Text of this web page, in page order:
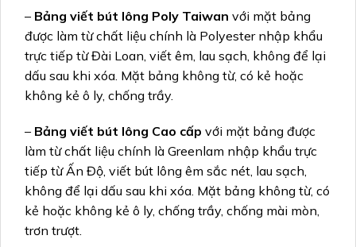
– Bảng viết bút lông Poly Taiwan với mặt bảng
được làm từ chất liệu chính là Polyester nhập khẩu
trực tiếp từ Đài Loan, viết êm, lau sạch, không để lại
dấu sau khi xóa. Mặt bảng không từ, có kẻ hoặc
không kẻ ô ly, chống trầy.
– Bảng viết bút lông Cao cấp với mặt bảng được
làm từ chất liệu chính là Greenlam nhập khẩu trực
tiếp từ Ấn Độ, viết bút lông êm sắc nét, lau sạch,
không để lại dấu sau khi xóa. Mặt bảng không từ, có
kẻ hoặc không kẻ ô ly, chống trầy, chống mài mòn,
trơn trượt.